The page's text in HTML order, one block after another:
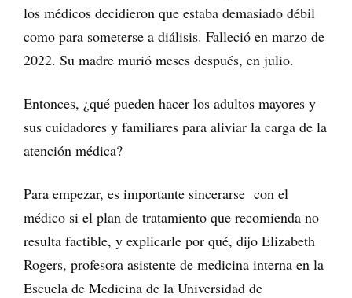
los médicos decidieron que estaba demasiado débil
como para someterse a diálisis. Falleció en marzo de
2022. Su madre murió meses después, en julio.
Entonces, ¿qué pueden hacer los adultos mayores y
sus cuidadores y familiares para aliviar la carga de la
atención médica?
Para empezar, es importante sincerarse con el
médico si el plan de tratamiento que recomienda no
resulta factible, y explicarle por qué, dijo Elizabeth
Rogers, profesora asistente de medicina interna en la
Escuela de Medicina de la Universidad de